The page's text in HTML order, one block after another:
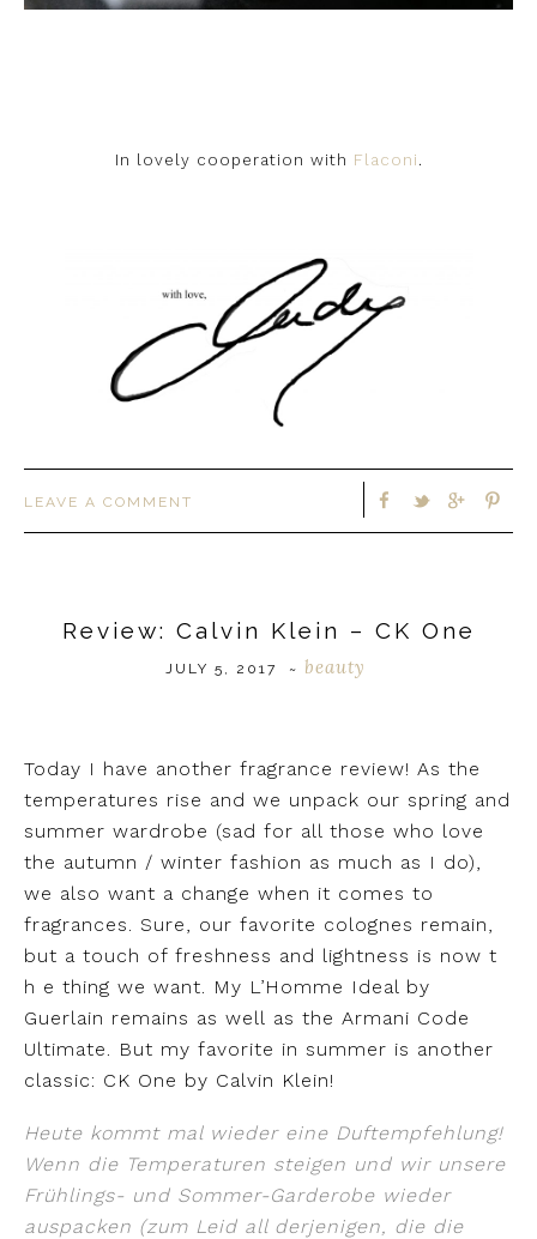
In lovely cooperation with Flaconi .
LEAVE A COMMENT
Review: Calvin Klein – CK One
JULY 5, 2017 ~ beauty
Today I have another fragrance review! As the
temperatures rise and we unpack our spring and
summer wardrobe (sad for all those who love
the autumn / winter fashion as much as I do),
we also want a change when it comes to
fragrances. Sure, our favorite colognes remain,
but a touch of freshness and lightness is now t
h e thing we want. My L’Homme Ideal by
Guerlain remains as well as the Armani Code
Ultimate. But my favorite in summer is another
classic: CK One by Calvin Klein!
Heute kommt mal wieder eine Duftempfehlung!
Wenn die Temperaturen steigen und wir unsere
Frühlings- und Sommer-Garderobe wieder
auspacken (zum Leid all derjenigen, die die